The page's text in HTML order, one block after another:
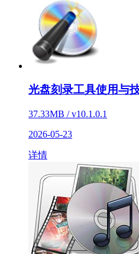
光盘刻录工具使用与
37.33MB / v10.1.0.1
2026-05-23
详情